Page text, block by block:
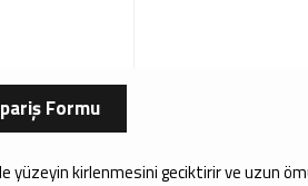
Formu
yüzeyin kirlenmesini geciktirir ve uzun